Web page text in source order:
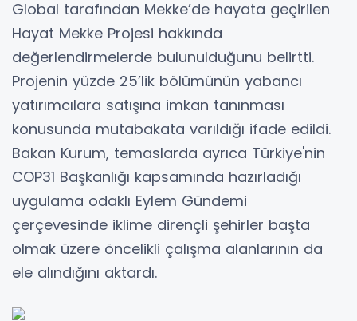
Global tarafından Mekke’de hayata geçirilen
Hayat Mekke Projesi hakkında
değerlendirmelerde bulunulduğunu belirtti.
Projenin yüzde 25’lik bölümünün yabancı
yatırımcılara satışına imkan tanınması
konusunda mutabakata varıldığı ifade edildi.
Bakan Kurum, temaslarda ayrıca Türkiye'nin
COP31 Başkanlığı kapsamında hazırladığı
uygulama odaklı Eylem Gündemi
çerçevesinde iklime dirençli şehirler başta
olmak üzere öncelikli çalışma alanlarının da
ele alındığını aktardı.